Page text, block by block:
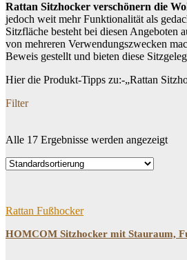
Rattan Sitzhocker verschönern die
jedoch weit mehr Funktionalität als
Sitzfläche besteht bei diesen Angeboten
von mehreren Verwendungszwecken
Beweis gestellt und bieten diese
Hier die Produkt-Tipps zu:-„Rattan
Filter
Dein Budget
Price filter
Alle 17 Ergebnisse werden angezeigt
Rattan Fußhocker
HOMCOM Sitzhocker mit Stauraum,